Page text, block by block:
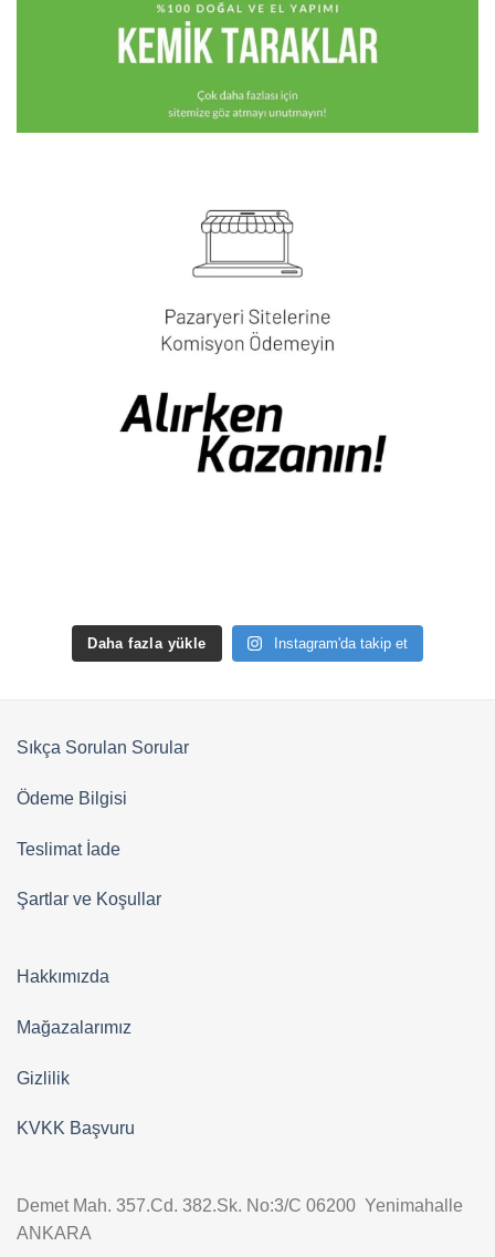
Daha fazla yükle Instagram'da takip et
Sıkça Sorulan Sorular
Ödeme Bilgisi
Teslimat İade
Şartlar ve Koşullar
Hakkımızda
Mağazalarımız
Gizlilik
KVKK Başvuru
Demet Mah. 357.Cd. 382.Sk. No:3/C 06200 Yenimahalle
ANKARA